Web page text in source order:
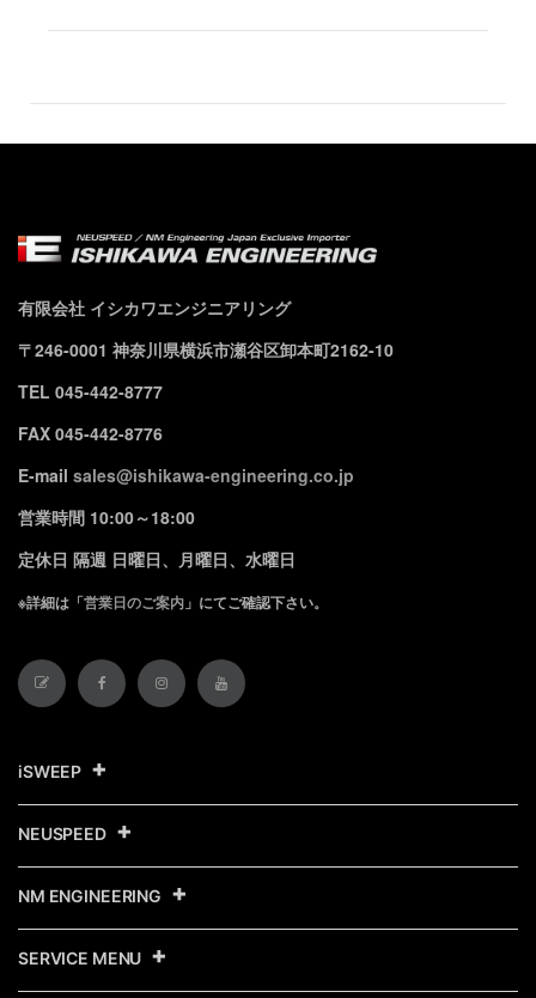
有限会社 イシカワエンジニアリング
〒246-0001 神奈川県横浜市瀬谷区卸本町2162-10
TEL 045-442-8777
FAX 045-442-8776
E-mail sales@ishikawa-engineering.co.jp
営業時間 10:00～18:00
定休日 隔週 日曜日、月曜日、水曜日
※詳細は「営業日のご案内 」にてご確認下さい。
iSWEEP
NEUSPEED
NM ENGINEERING
SERVICE MENU